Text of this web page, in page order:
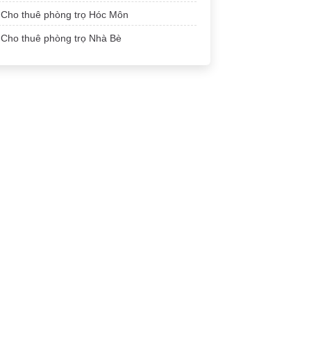
Cho thuê phòng trọ Hóc Môn
Cho thuê phòng trọ Nhà Bè